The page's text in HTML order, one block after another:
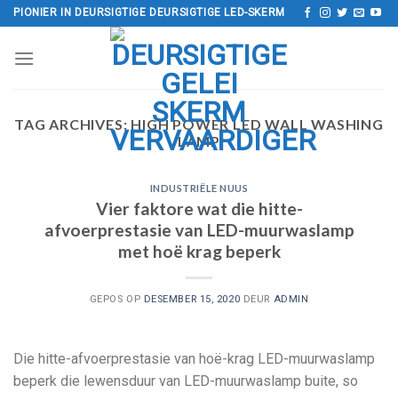
Slaan
oor
PIONIER IN DEURSIGTIGE DEURSIGTIGE LED-SKERM
TAG ARCHIVES: HIGH POWER LED WALL WASHING
LAMP
INDUSTRIËLE NUUS
Vier faktore wat die hitte-
afvoerprestasie van LED-muurwaslamp
met hoë krag beperk
GEPOS OP DESEMBER 15, 2020 DEUR ADMIN
Die hitte-afvoerprestasie van hoë-krag LED-muurwaslamp
beperk die lewensduur van LED-muurwaslamp buite, so